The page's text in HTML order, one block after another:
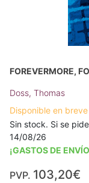
FOREVERMORE,
Doss, Thomas
Disponible en breve
Sin stock. Si se
14/08/26
¡GASTOS DE
PVP. 103,20€